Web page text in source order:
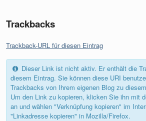
Trackbacks
Trackback-URL für diesen Eintrag
Dieser Link ist nicht aktiv. Er enthält die
diesem Eintrag. Sie können diese URI
Trackbacks von Ihrem eigenen Blog zu
Um den Link zu kopieren, klicken Sie ihn mit
an und wählen "Verknüpfung kopieren" im
"Linkadresse kopieren" in Mozilla/Firefox.